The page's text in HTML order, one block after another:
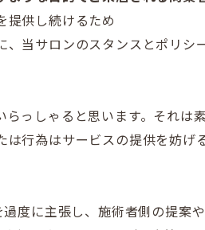
提供し続けるため
当サロンのスタンスとポリシ
っしゃると思います。 それは
行為はサービスの提供を妨げ
度に主張し、 施術者側の提案